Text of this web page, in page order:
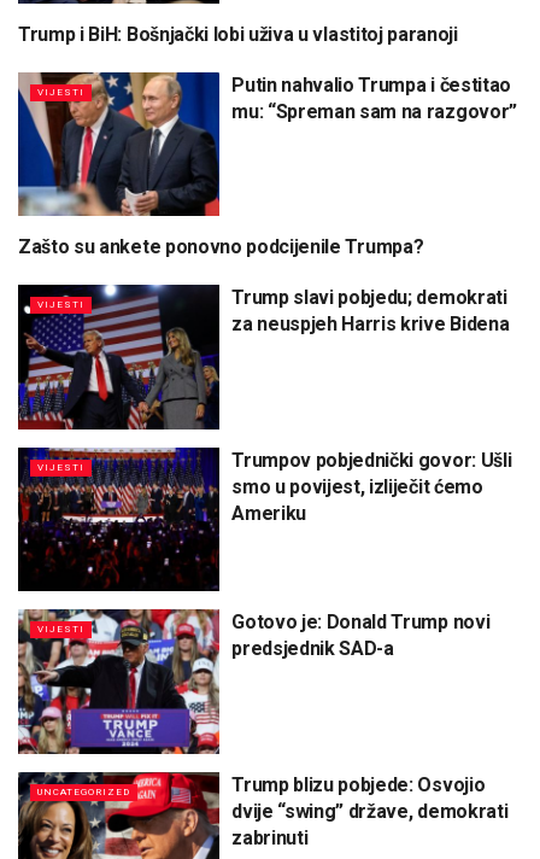
KOLUMNE / INTERVJU
Trump i BiH: Bošnjački lobi uživa u vlastitoj paranoji
VIJESTI
Putin nahvalio Trumpa i čestitao
mu: “Spreman sam na razgovor”
VIJESTI
Zašto su ankete ponovno podcijenile Trumpa?
VIJESTI
Trump slavi pobjedu; demokrati
za neuspjeh Harris krive Bidena
VIJESTI
Trumpov pobjednički govor: Ušli
smo u povijest, izliječit ćemo
Ameriku
VIJESTI
Gotovo je: Donald Trump novi
predsjednik SAD-a
UNCATEGORIZED
Trump blizu pobjede: Osvojio
dvije “swing” države, demokrati
zabrinuti